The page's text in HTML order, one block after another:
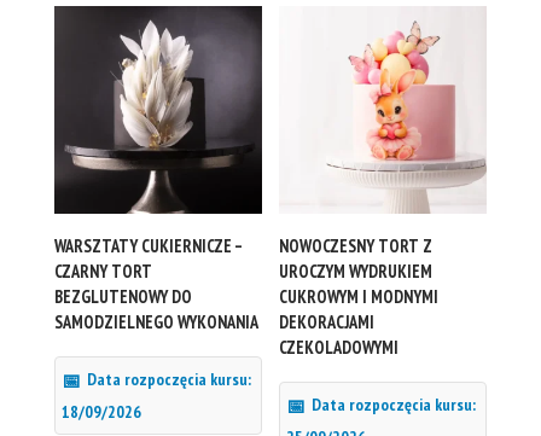
WARSZTATY CUKIERNICZE –
CZARNY TORT
BEZGLUTENOWY DO
SAMODZIELNEGO WYKONANIA
Data rozpoczęcia kursu:
18/09/2026
NOWOCZESNY TORT Z
UROCZYM WYDRUKIEM
CUKROWYM I MODNYMI
DEKORACJAMI
CZEKOLADOWYMI
Data rozpoczęcia kursu: